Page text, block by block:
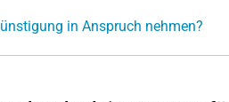
in Anspruch nehmen?